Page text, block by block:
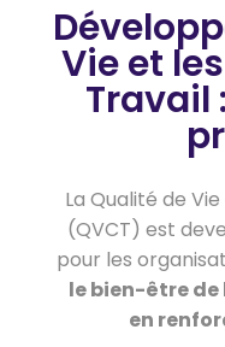
Vie et
Travail
La Qualité de
(QVCT) est
pour les
le bien-être
en